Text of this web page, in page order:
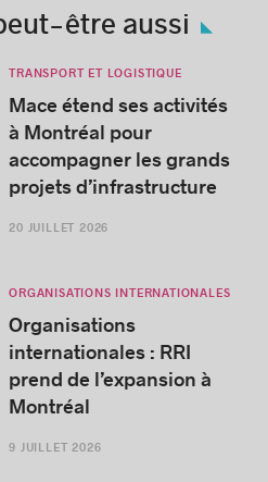
être aussi
TRANSPORT ET LOGISTIQUE
Mace étend ses activités
à Montréal pour
accompagner les grands
projets d’infrastructure
20 JUILLET 2026
ORGANISATIONS INTERNATIONALES
Organisations
internationales : RRI
prend de l’expansion à
Montréal
9 JUILLET 2026